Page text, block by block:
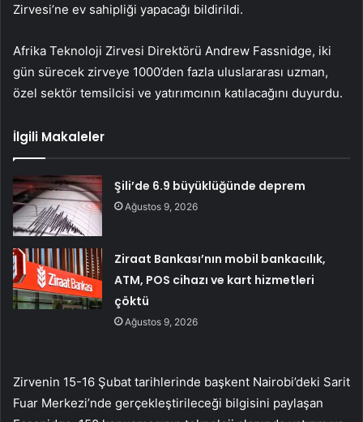
Zirvesi’ne ev sahipliği yapacağı bildirildi.
Afrika Teknoloji Zirvesi Direktörü Andrew Fassnidge, iki
gün sürecek zirveye 1000’den fazla uluslararası uzman,
özel sektör temsilcisi ve yatırımcının katılacağını duyurdu.
İlgili Makaleler
Şili’de 6.9 büyüklüğünde deprem
Ağustos 9, 2026
Ziraat Bankası’nın mobil bankacılık,
ATM, POS cihazı ve kart hizmetleri
çöktü
Ağustos 9, 2026
Zirvenin 15-16 Şubat tarihlerinde başkent Nairobi’deki Sarit
Fuar Merkezi’nde gerçekleştirileceği bilgisini paylaşan